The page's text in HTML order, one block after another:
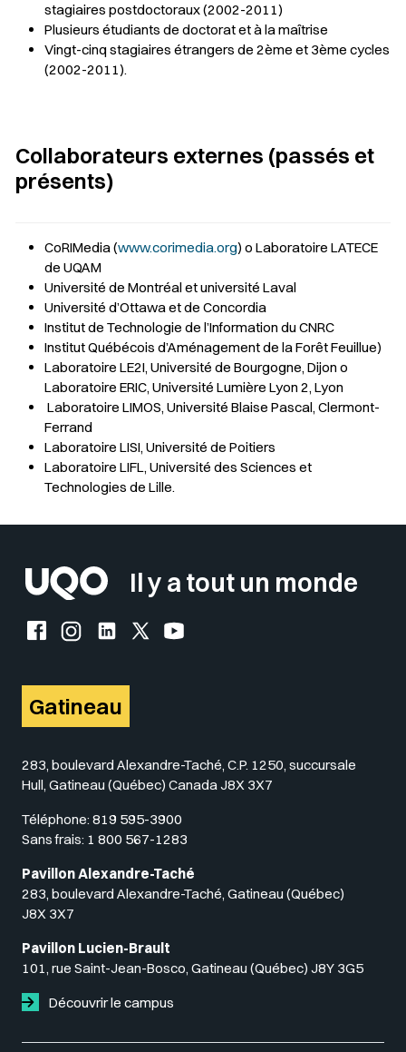
stagiaires postdoctoraux (2002-2011)
Plusieurs étudiants de doctorat et à la maîtrise
Vingt-cinq stagiaires étrangers de 2ème et 3ème cycles
(2002-2011).
Collaborateurs externes (passés et
présents)
CoRIMedia (www.corimedia.org) o Laboratoire LATECE
de UQAM
Université de Montréal et université Laval
Université d’Ottawa et de Concordia
Institut de Technologie de l’Information du CNRC
Institut Québécois d’Aménagement de la Forêt Feuillue)
Laboratoire LE2I, Université de Bourgogne, Dijon o
Laboratoire ERIC, Université Lumière Lyon 2, Lyon
Laboratoire LIMOS, Université Blaise Pascal, Clermont-
Ferrand
Laboratoire LISI, Université de Poitiers
Laboratoire LIFL, Université des Sciences et
Technologies de Lille.
Il y a tout un monde
Facebook de l'UQO
Instagram de l'UQO
LinkedIn de l'UQO
X (Twitter) de l'UQO
YouTube de l'UQO
Gatineau
283, boulevard Alexandre-Taché, C.P. 1250, succursale
Hull, Gatineau (Québec) Canada J8X 3X7
Téléphone: 819 595-3900
Sans frais: 1 800 567-1283
Pavillon Alexandre-Taché
283, boulevard Alexandre-Taché, Gatineau (Québec)
J8X 3X7
Pavillon Lucien-Brault
101, rue Saint-Jean-Bosco, Gatineau (Québec) J8Y 3G5
Découvrir le campus